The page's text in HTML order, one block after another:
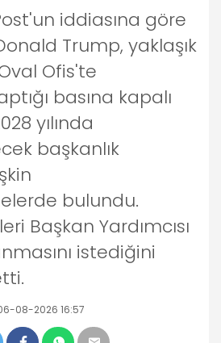
iddiasına göre
Trump, yaklaşık
Ofis'te
basına kapalı
yılında
başkanlık
bulundu.
Başkan Yardımcısı
istediğini
08-2026 16:57